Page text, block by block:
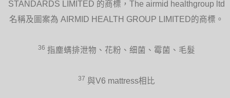
STANDARDS LIMITED 的商標，The airmid healthgroup ltd
名稱及圖案為 AIRMID HEALTH GROUP LIMITED的商標。
36 指塵螨排泄物、花粉、细菌、霉菌、毛髮
37 與V6 mattress相比